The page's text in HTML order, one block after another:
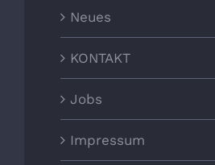
Neues
KONTAKT
Jobs
Impressum